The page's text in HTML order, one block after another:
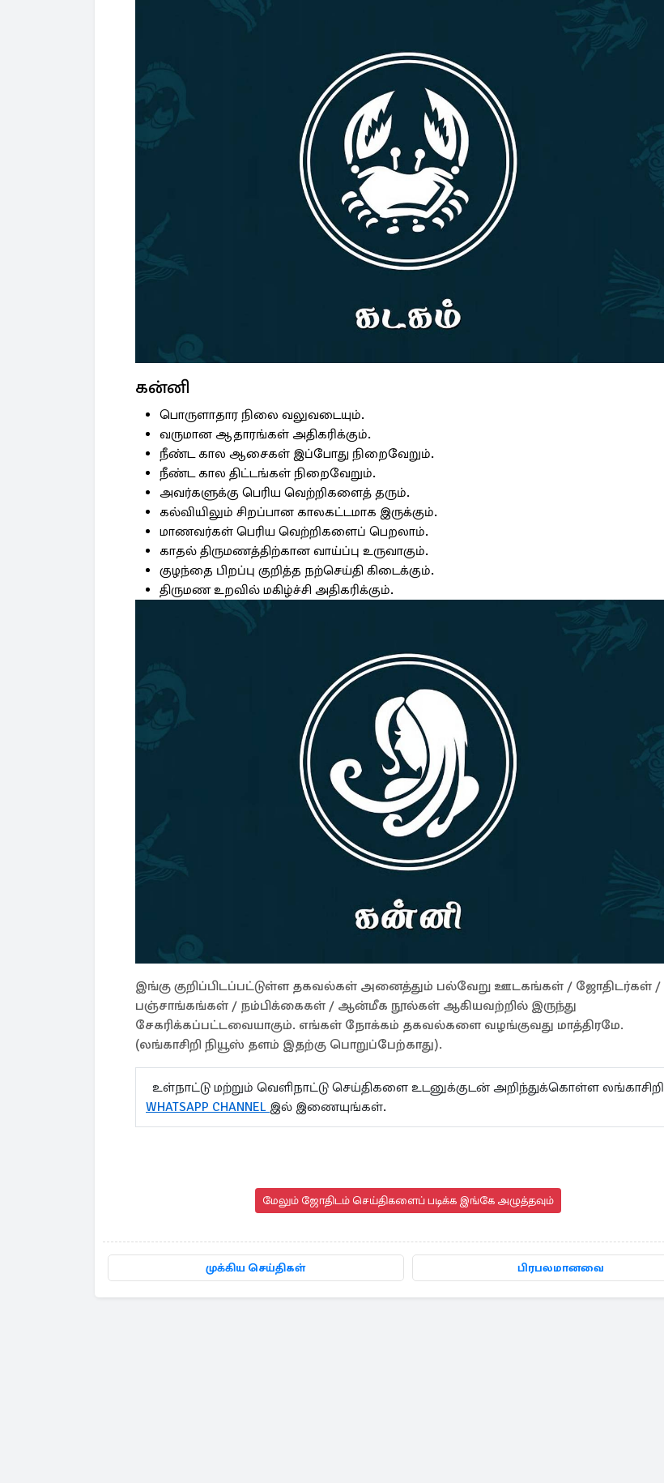
கன்னி
பொருளாதார நிலை வலுவடையும்.
வருமான ஆதாரங்கள் அதிகரிக்கும்.
நீண்ட கால ஆசைகள் இப்போது நிறைவேறும்.
நீண்ட கால திட்டங்கள் நிறைவேறும்.
அவர்களுக்கு பெரிய வெற்றிகளைத் தரும்.
கல்வியிலும் சிறப்பான காலகட்டமாக இருக்கும்.
மாணவர்கள் பெரிய வெற்றிகளைப் பெறலாம்.
காதல் திருமணத்திற்கான வாய்ப்பு உருவாகும்.
குழந்தை பிறப்பு குறித்த நற்செய்தி கிடைக்கும்.
திருமண உறவில் மகிழ்ச்சி அதிகரிக்கும்.
இங்கு குறிப்பிடப்பட்டுள்ள தகவல்கள் அனைத்தும் பல்வேறு ஊடகங்கள் / ஜோதிடர்கள் /
பஞ்சாங்கங்கள் / நம்பிக்கைகள் / ஆன்மீக நூல்கள் ஆகியவற்றில் இருந்து
சேகரிக்கப்பட்டவையாகும். எங்கள் நோக்கம் தகவல்களை வழங்குவது மாத்திரமே.
(லங்காசிறி நியூஸ் தளம் இதற்கு பொறுப்பேற்காது).
உள்நாட்டு மற்றும் வெளிநாட்டு செய்திகளை உடனுக்குடன் அறிந்துக்கொள்ள லங்காசிறி
WHATSAPP CHANNEL இல் இணையுங்கள்.
மேலும் ஜோதிடம் செய்திகளைப் படிக்க இங்கே அழுத்தவும்
முக்கிய செய்திகள் பிரபலமானவை